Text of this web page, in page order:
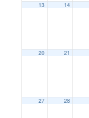
13 14
20 21
27 28